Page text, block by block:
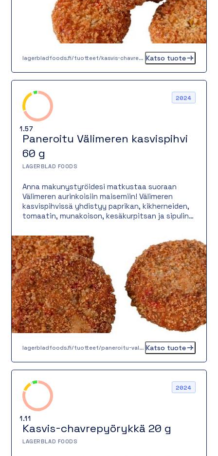
erinomaisesti dipattavaksi, lisukkeeksi, salaattiin
tai osaksi rentoa pääruokaa.
lagerbladfoods.fi/tuotteet/kasvis-chavrepyorykka-20-g-2 Katso tuote
1.57
2024
Paneroitu Välimeren kasvispihvi
60 g
LAGERBLAD FOODS
Anna makunystyröidesi matkustaa suoraan
Välimeren aurinkoisiin maisemiin! Välimeren
kasvispihvissä yhdistyy paprikan, kikherneiden,
tomaatin, munakoison, kesäkurpitsan ja sipulin
kruunaa Mö kasvipohjainen kreikkalainen juusto,
joka antaa sille aidon välimerellisen tunnelman.
Pihvi paistetaan valurautapannulla täydelliseksi,
jolloin se saa rapean pinnan ja mehevän
sisuksen.
lagerbladfoods.fi/tuotteet/paneroitu-valimeren-kasvispihvi-60-g Katso tuote
1.11
2024
Kasvis-chavrepyörykkä 20 g
LAGERBLAD FOODS